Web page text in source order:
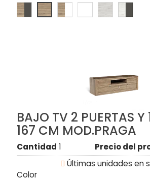
BAJO TV 2 PUERTAS Y
167 CM MOD.PRAGA
Cantidad 1 Precio del
 Últimas unidades en
Color